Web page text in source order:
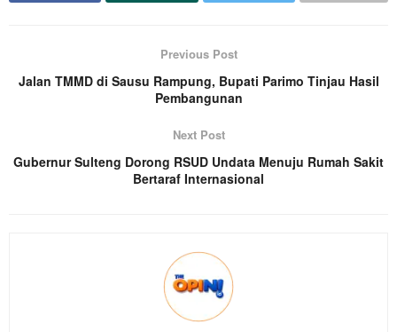
Previous Post
Jalan TMMD di Sausu Rampung, Bupati Parimo Tinjau Hasil
Pembangunan
Next Post
Gubernur Sulteng Dorong RSUD Undata Menuju Rumah Sakit
Bertaraf Internasional